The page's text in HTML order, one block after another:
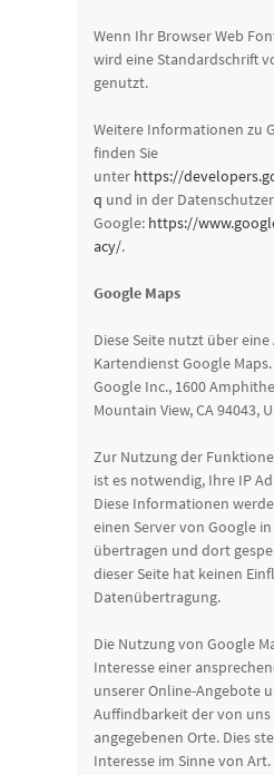
Wenn Ihr Browser Web
wird eine Standardschrift
genutzt.
Weitere Informationen zu
finden Sie
unter https://
q und in der
Google: https://
acy/.
Google Maps
Diese Seite nutzt über eine
Kartendienst Google
Google Inc., 1600
Mountain View, CA 94043,
Zur Nutzung der
ist es notwendig, Ihre IP
Diese Informationen
einen Server von Google in
übertragen und dort
dieser Seite hat keinen
Datenübertragung.
Die Nutzung von Google
Interesse einer
unserer Online-Angebote
Auffindbarkeit der von uns
angegebenen Orte. Dies
Interesse im Sinne von Art.